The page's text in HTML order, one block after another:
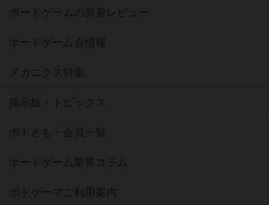
ボードゲームの新着レビュー
ボードゲーム会情報
メカニクス特集
掲示板・トピックス
ボドとも・会員一覧
ボードゲーム業界コラム
ボドゲーマご利用案内